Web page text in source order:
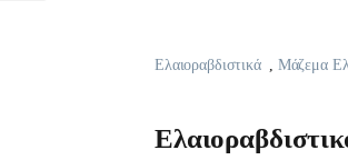
Ελαιοραβδιστικά , Μάζεμα